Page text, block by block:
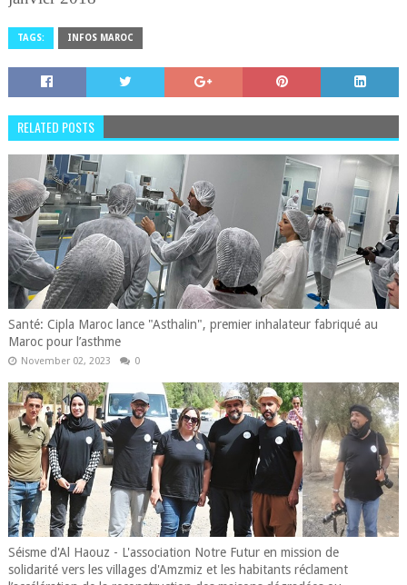
TAGS: INFOS MAROC
RELATED POSTS
Santé: Cipla Maroc lance "Asthalin", premier inhalateur fabriqué au
Maroc pour l’asthme
November 02, 2023 0
Séisme d'Al Haouz - L'association Notre Futur en mission de
solidarité vers les villages d'Amzmiz et les habitants réclament